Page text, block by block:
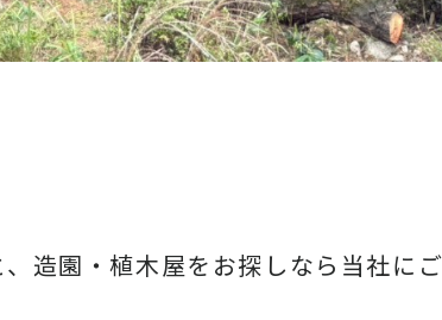
造園・植木屋をお探しなら当社に